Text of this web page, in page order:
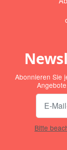
Abonnieren Sie
Bitte